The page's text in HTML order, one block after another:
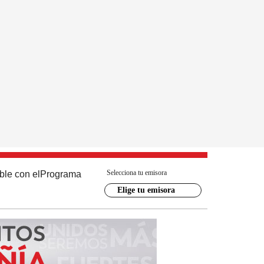
con el Programa Selecciona tu emisora
Elige tu emisora